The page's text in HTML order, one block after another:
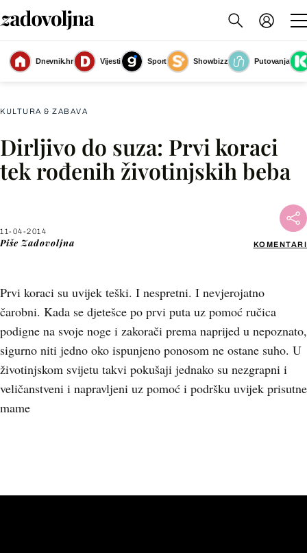
Dnevnik.hr Vijesti Sport Showbizz
Putovanja
Slika nije dostupna
KULTURA & ZABAVA
Dirljivo do suza: Prvi koraci
tek rođenih životinjskih beba
11-04-2014
Piše Zadovoljna KOMENTARI
Prvi koraci su uvijek teški. I nespretni. I nevjerojatno
čarobni. Kada se djetešce po prvi puta uz pomoć ručica
podigne na svoje noge i zakorači prema naprijed u nepoznato,
sigurno niti jedno oko ispunjeno ponosom ne ostane suho. U
životinjskom svijetu takvi pokušaji jednako su nezgrapni i
veličanstveni i napravljeni uz pomoć i podršku uvijek prisutne
mame
Facebook